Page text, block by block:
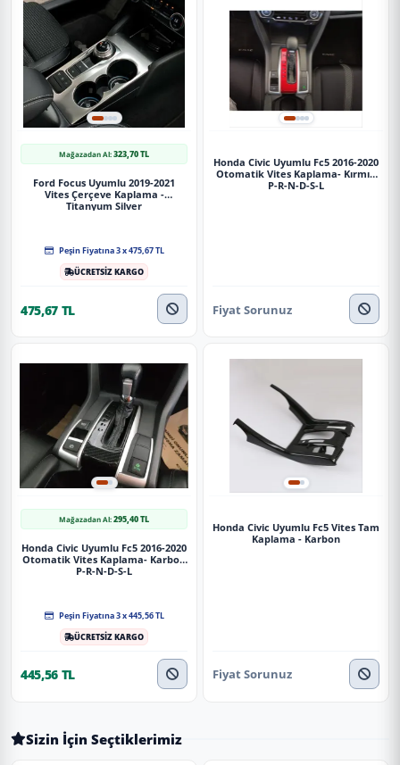
Mağazadan Al:323,70 TL
Ford Focus Uyumlu 2019-2021
Vites Çerçeve Kaplama -
Titanyum Silver
Peşin Fiyatına 3 x 475,67 TL
ÜCRETSİZ KARGO
475,67 TL
Honda Civic Uyumlu Fc5 2016-2020
Otomatik Vites Kaplama- Kırmızı
P-R-N-D-S-L
Fiyat Sorunuz
Mağazadan Al:295,40 TL
Honda Civic Uyumlu Fc5 2016-2020
Otomatik Vites Kaplama- Karbon
P-R-N-D-S-L
Peşin Fiyatına 3 x 445,56 TL
ÜCRETSİZ KARGO
445,56 TL
Honda Civic Uyumlu Fc5 Vites Tam
Kaplama - Karbon
Fiyat Sorunuz
Sizin İçin Seçtiklerimiz